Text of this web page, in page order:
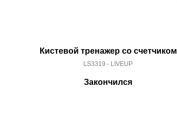
Кистевой тренажер со счетчиком
LS3319 - LIVEUP
Закончился